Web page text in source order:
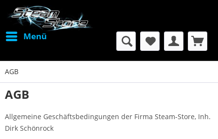
Menü
AGB
AGB
Allgemeine Geschäftsbedingungen der Firma Steam-Store, Inh.
Dirk Schönrock